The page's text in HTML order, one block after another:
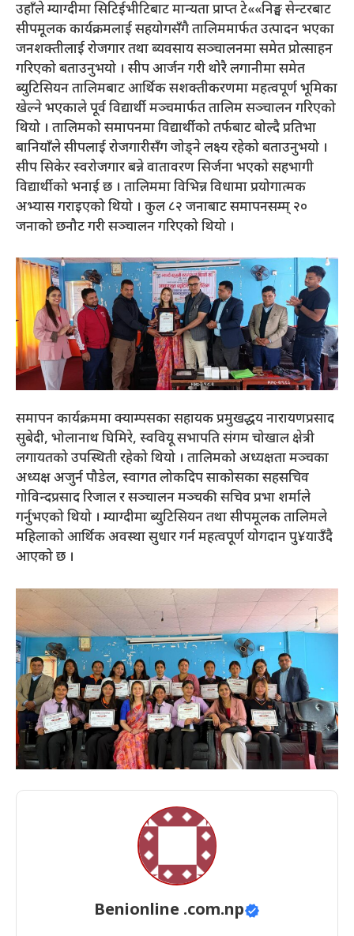
उहाँले म्याग्दीमा सिटिईभीटिबाट मान्यता प्राप्त टे««निङ्घ सेन्टरबाट
सीपमूलक कार्यक्रमलाई सहयोगसँगै तालिममार्फत उत्पादन भएका
जनशक्तीलाई रोजगार तथा ब्यवसाय सञ्चालनमा समेत प्रोत्साहन
गरिएको बताउनुभयो । सीप आर्जन गरी थोरै लगानीमा समेत
ब्युटिसियन तालिमबाट आर्थिक सशक्तीकरणमा महत्वपूर्ण भूमिका
खेल्ने भएकाले पूर्व विद्यार्थी मञ्चमार्फत तालिम सञ्चालन गरिएको
थियो । तालिमको समापनमा विद्यार्थीको तर्फबाट बोल्दै प्रतिभा
बानियाँले सीपलाई रोजगारीसँग जोड्ने लक्ष्य रहेको बताउनुभयो ।
सीप सिकेर स्वरोजगार बन्ने वातावरण सिर्जना भएको सहभागी
विद्यार्थीको भनाई छ । तालिममा विभिन्न विधामा प्रयोगात्मक
अभ्यास गराइएको थियो । कुल ८२ जनाबाट समापनसम्म् २०
जनाको छनौट गरी सञ्चालन गरिएको थियो ।
समापन कार्यक्रममा क्याम्पसका सहायक प्रमुखद्धय नारायणप्रसाद
सुबेदी, भोलानाथ घिमिरे, स्ववियू सभापति संगम चोखाल क्षेत्री
लगायतको उपस्थिती रहेको थियो । तालिमको अध्यक्षता मञ्चका
अध्यक्ष अजुर्न पौडेल, स्वागत लोकदिप साकोसका सहसचिव
गोविन्दप्रसाद रिजाल र सञ्चालन मञ्चकी सचिव प्रभा शर्माले
गर्नुभएको थियो । म्याग्दीमा ब्युटिसियन तथा सीपमूलक तालिमले
महिलाको आर्थिक अवस्था सुधार गर्न महत्वपूर्ण योगदान पु¥याउँदै
आएको छ ।
Benionline .com.np